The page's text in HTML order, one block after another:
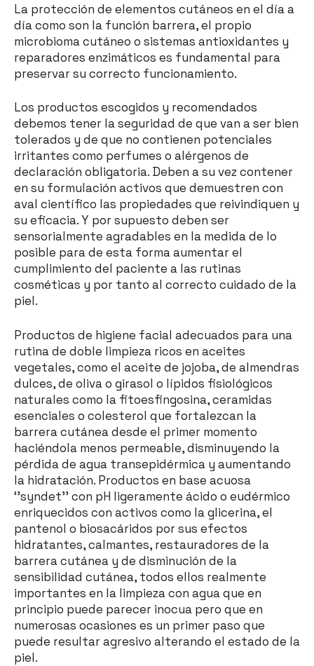
La protección de elementos cutáneos en el día a
día como son la función barrera, el propio
microbioma cutáneo o sistemas antioxidantes y
reparadores enzimáticos es fundamental para
preservar su correcto funcionamiento.
Los productos escogidos y recomendados
debemos tener la seguridad de que van a ser bien
tolerados y de que no contienen potenciales
irritantes como perfumes o alérgenos de
declaración obligatoria. Deben a su vez contener
en su formulación activos que demuestren con
aval científico las propiedades que reivindiquen y
su eficacia. Y por supuesto deben ser
sensorialmente agradables en la medida de lo
posible para de esta forma aumentar el
cumplimiento del paciente a las rutinas
cosméticas y por tanto al correcto cuidado de la
piel.
Productos de higiene facial adecuados para una
rutina de doble limpieza ricos en aceites
vegetales, como el aceite de jojoba, de almendras
dulces, de oliva o girasol o lípidos fisiológicos
naturales como la fitoesfingosina, ceramidas
esenciales o colesterol que fortalezcan la
barrera cutánea desde el primer momento
haciéndola menos permeable, disminuyendo la
pérdida de agua transepidérmica y aumentando
la hidratación. Productos en base acuosa
‘’syndet’’ con pH ligeramente ácido o eudérmico
enriquecidos con activos como la glicerina, el
pantenol o biosacáridos por sus efectos
hidratantes, calmantes, restauradores de la
barrera cutánea y de disminución de la
sensibilidad cutánea, todos ellos realmente
importantes en la limpieza con agua que en
principio puede parecer inocua pero que en
numerosas ocasiones es un primer paso que
puede resultar agresivo alterando el estado de la
piel.